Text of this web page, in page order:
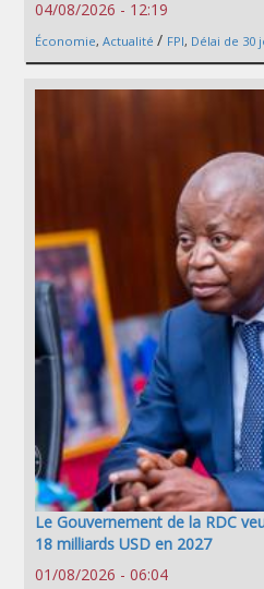
04/08/2026 - 12:19
Économie, Actualité / FPI, Délai de 30
Le Gouvernement de la RDC
18 milliards USD en 2027
01/08/2026 - 06:04